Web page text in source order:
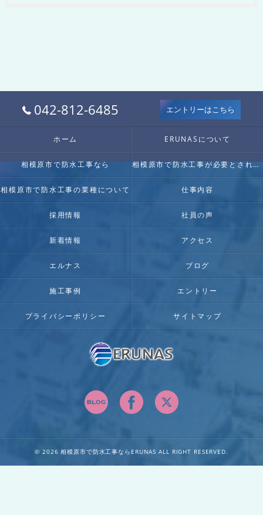
042-812-6485 エントリーはこちら
ホーム ERUNASについて
相模原市で防水工事なら 相模原市で防水工事が必要とされる理由
相模原市で防水工事の業種について 仕事内容
採用情報 社員の声
新着情報 アクセス
エルナス ブログ
施工事例 エントリー
プライバシーポリシー サイトマップ
© 2026 相模原市で防水工事ならERUNAS ALL RIGHT RESERVED.